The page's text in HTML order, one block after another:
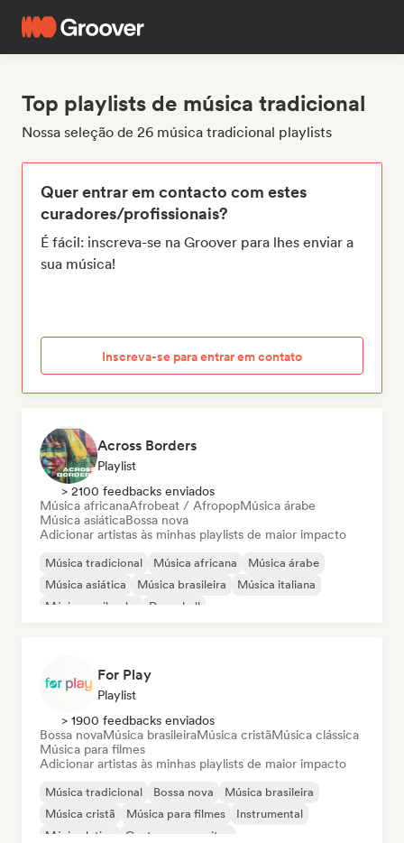
Top playlists de música tradicional
Nossa seleção de 26 música tradicional playlists
Quer entrar em contacto com estes
curadores/profissionais?
É fácil: inscreva-se na Groover para lhes enviar a
sua música!
Inscreva-se para entrar em contato
Across Borders
Playlist
> 2100 feedbacks enviados
Música africanaAfrobeat / AfropopMúsica árabe
Música asiáticaBossa nova
Adicionar artistas às minhas playlists de maior impacto
Música tradicional Música africana
Música árabe
Música asiática
Música brasileira
Música italiana
Música caribenha
Dancehall
For Play
Playlist
> 1900 feedbacks enviados
Bossa novaMúsica brasileiraMúsica cristãMúsica clássica
Música para filmes
Adicionar artistas às minhas playlists de maior impacto
Música tradicional Bossa nova
Música brasileira
Música cristã
Música para filmes
Instrumental
Música latina
Cantor-compositor